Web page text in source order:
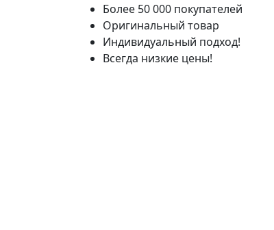
Более 50 000 покупателей
Оригинальный товар
Индивидуальный подход!
Всегда низкие цены!